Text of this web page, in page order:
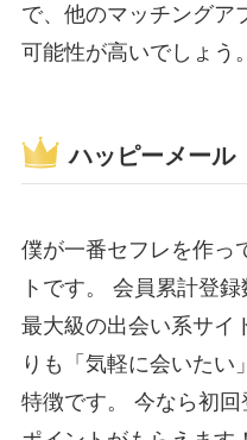
で、他のマッチングア
可能性が高いでしょう。
ハッピーメール
僕が一番セフレを作っ
トです。 会員累計登
最大級の出会い系サイ
りも「気軽に会いたい
特徴です。 今なら初